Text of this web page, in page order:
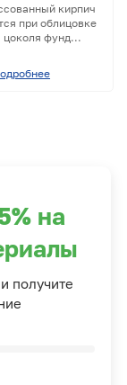
кирпич
при облицовке
цоколя фунд...
на
получите